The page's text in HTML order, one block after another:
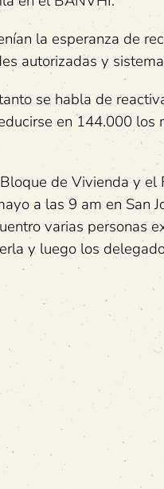
la esperanza de
autorizadas y
se habla de
en 144.000 los
de Vivienda y
a las 9 am en San
varias personas
y luego los